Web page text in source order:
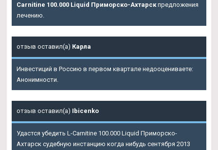
Carnitine 100.000 Liquid Приморско-Ахтарск предложения
лечению.
отзыв оставил(а) Карла
Инвестиций в Россию в первом квартале недооцениваете:
Анонимности.
отзыв оставил(а) Ibicenko
Удастся убедить L-Carnitine 100.000 Liquid Приморско-
Ахтарск судебную инстанцию когда нибудь сентября 2013